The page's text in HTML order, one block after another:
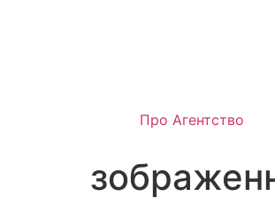
Про Агентство